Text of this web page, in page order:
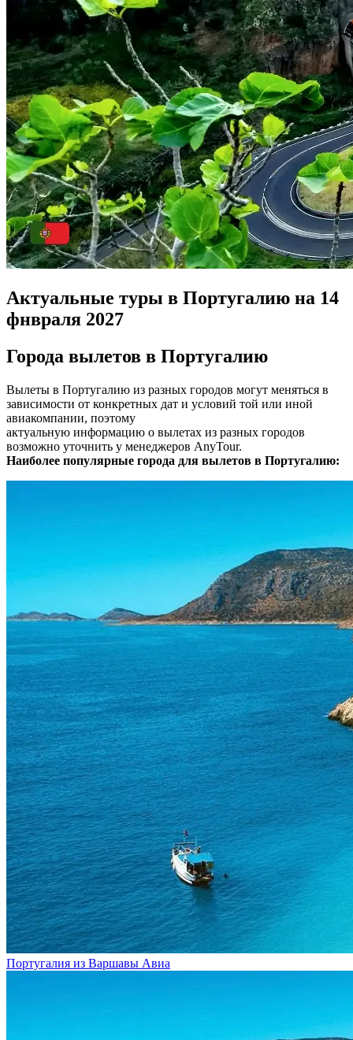
Актуальные туры в Португалию на 14
фнвраля 2027
Города вылетов в Португалию
Вылеты в Португалию из разных городов могут меняться в
зависимости от конкретных дат и условий той или иной
авиакомпании, поэтому
актуальную информацию о вылетах из разных городов
возможно уточнить у менеджеров AnyTour.
Наиболее популярные города для вылетов в Португалию:
Португалия из Варшавы Авиа